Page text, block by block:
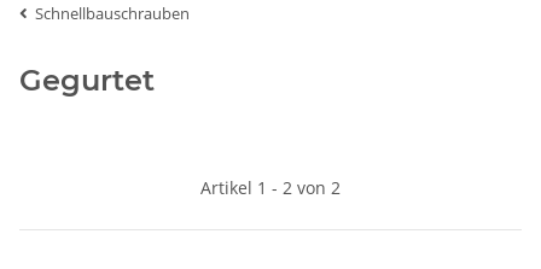
Schnellbauschrauben
Gegurtet
Artikel 1 - 2 von 2